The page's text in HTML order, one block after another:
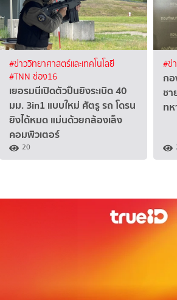
#ข่าววิทยาศาสตร์และเทคโนโลยี
#TNN ช่อง16
เยอรมนีเปิดตัวปืนยิงระเบิด 40
มม. 3in1 แบบใหม่ ศัตรู รถ โดรน
ยิงได้หมด แม่นด้วยกล้องเล็ง
คอมพิวเตอร์
20
#ข่
กอ
ชา
ทห